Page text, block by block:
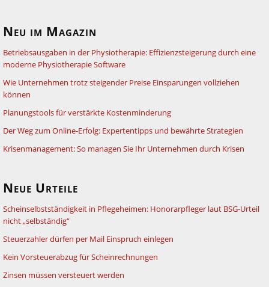
Neu im Magazin
Betriebsausgaben in der Physiotherapie: Effizienzsteigerung durch eine
moderne Physiotherapie Software
Wie Unternehmen trotz steigender Preise Einsparungen vollziehen
können
Planungstools für verstärkte Kostenminderung
Der Weg zum Online-Erfolg: Expertentipps und bewährte Strategien
Krisenmanagement: So managen Sie Ihr Unternehmen durch Krisen
Neue Urteile
Scheinselbstständigkeit in Pflegeheimen: Honorarpfleger laut BSG-Urteil
nicht „selbständig“
Steuerzahler dürfen per Mail Einspruch einlegen
Kein Vorsteuerabzug für Scheinrechnungen
Zinsen müssen versteuert werden